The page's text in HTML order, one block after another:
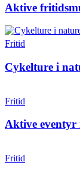
Aktive
Fritid
Cykelture i
Fritid
Aktive
Fritid